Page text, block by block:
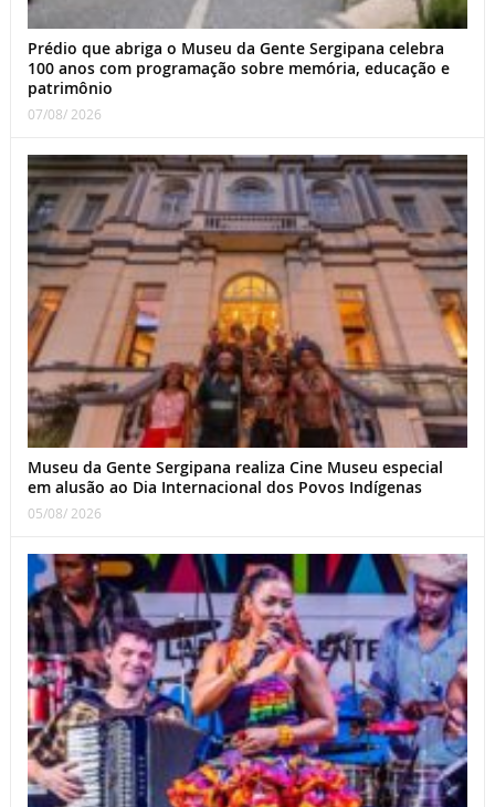
Prédio que abriga o Museu da Gente Sergipana celebra
100 anos com programação sobre memória, educação e
patrimônio
07/08/ 2026
Museu da Gente Sergipana realiza Cine Museu especial
em alusão ao Dia Internacional dos Povos Indígenas
05/08/ 2026